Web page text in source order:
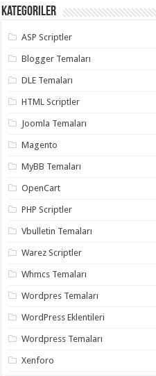
asansörlü
taşıma,
evden
taşımacılık,
organizasyon,
organizasyon,
organizasyon,
gaziantep
organizasyon,
gaziantep
organizasyon,
gaziantep
organizasyon
gaziantep
palyaço,
twitter
takipçi
hilesi
takipçi
instagram
hilesi ,
Kategoriler
ASP Scriptler
Blogger Temaları
DLE Temaları
HTML Scriptler
Joomla Temaları
Magento
MyBB Temaları
OpenCart
PHP Scriptler
Vbulletin Temaları
Warez Scriptler
Whmcs Temaları
Wordpres Temaları
WordPress Eklentileri
Wordpress Temaları
Xenforo